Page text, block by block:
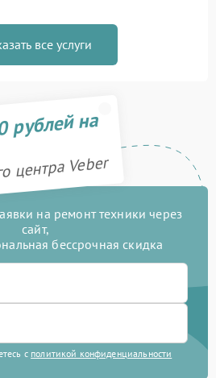
все услуги
рублей на
центра Veber
на ремонт техники через
сайт,
бессрочная скидка
с политикой конфиденциальности